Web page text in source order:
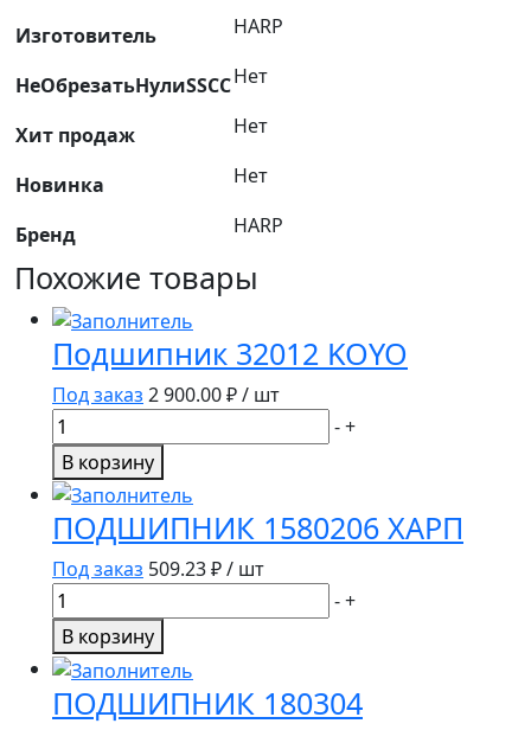
Изготовитель HARP
НеОбрезатьНулиSSCCНет
Хит продаж Нет
Новинка Нет
Бренд HARP
Похожие товары
Подшипник 32012 KOYO
Под заказ 2 900.00₽ / шт
Количество
товара
Подшипник
32012
KOYO
-+
В корзину
ПОДШИПНИК 1580206 ХАРП
Под заказ 509.23₽ / шт
Количество
товара
ПОДШИПНИК
1580206
ХАРП
-+
В корзину
ПОДШИПНИК 180304